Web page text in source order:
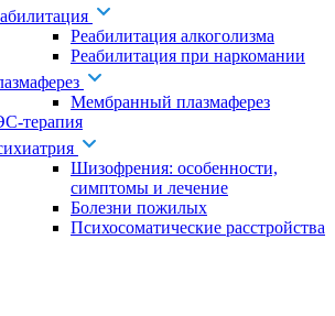
Реабилитация алкоголизма
Реабилитация при наркомании
Мембранный плазмаферез
терапия
Шизофрения: особенности,
симптомы и лечение
Болезни пожилых
Психосоматические расстройства